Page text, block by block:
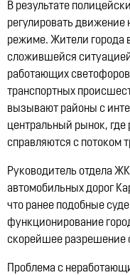
В результате
регулировать движение
режиме. Жители города
сложившейся
работающих
транспортных
вызывают районы с
центральный рынок, где
справляются с потоком
Руководитель отдела
автомобильных дорог
что ранее подобные
функционирование
скорейшее разрешение
Проблема с